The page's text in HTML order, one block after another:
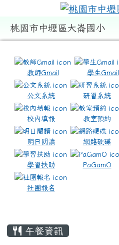
桃園市中壢區大崙國小
教師Gmail 學生Gmail
公文系統 研習系統
校內填報 教室預約
明日閱讀 網路硬碟
學習扶助 PaGamO
社團報名
午餐資訊